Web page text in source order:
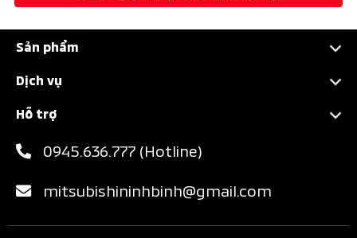
Sản phẩm
Xpander Cross
New Triton
Dịch vụ
Các hạng mục bảo dưỡng
Thông tin phụ tùng
Hỗ trợ
Mua xe Mitsubishi trả góp
Đăng ký nhận báo giá xe
0945.636.777 (Hotline)
mitsubishininhbinh@gmail.com